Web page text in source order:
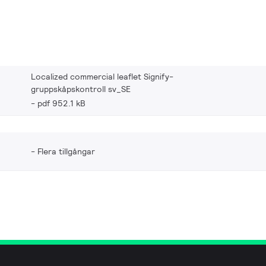
Localized commercial leaflet Signify-
gruppskåpskontroll sv_SE
pdf 952.1 kB
Flera tillgångar